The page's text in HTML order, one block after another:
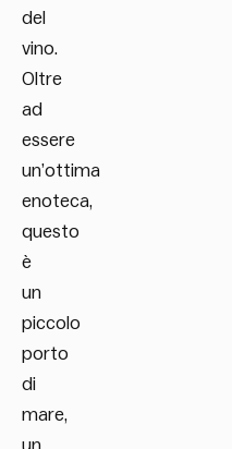
del
vino.
Oltre
ad
essere
un’ottima
enoteca,
questo
è
un
piccolo
porto
di
mare,
un